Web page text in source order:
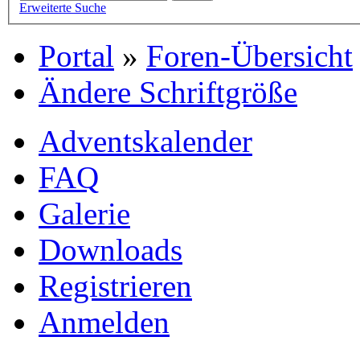
Erweiterte Suche
Portal » Foren-Übersicht
Ändere Schriftgröße
Adventskalender
FAQ
Galerie
Downloads
Registrieren
Anmelden